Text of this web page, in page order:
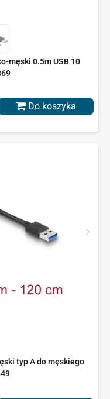
męski 0.5m USB 10
Do koszyka
typ A do męskiego